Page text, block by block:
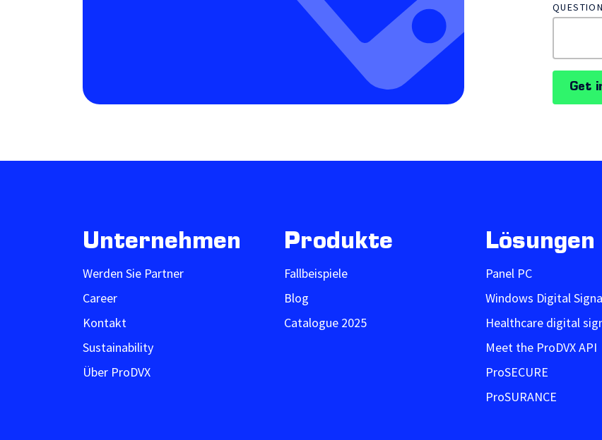
QUESTION
Get
Unternehmen
Werden Sie Partner
Career
Kontakt
Sustainability
Über ProDVX
Produkte
Fallbeispiele
Blog
Catalogue 2025
Lösungen
Panel PC
Windows Digital
Healthcare digital
Meet the ProDVX API
ProSECURE
ProSURANCE